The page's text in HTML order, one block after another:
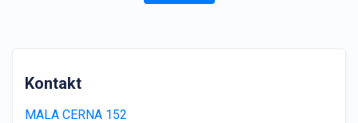
Kontakt
MALA CERNA 152